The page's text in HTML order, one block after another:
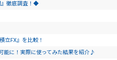
』徹底調査！◆
立FX』を比較！
能に！実際に使ってみた結果を紹介♪